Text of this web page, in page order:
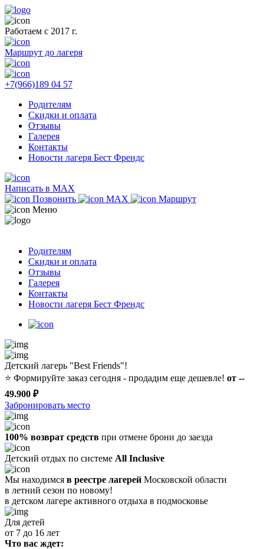
Работаем с 2017 г.
Маршрут до лагеря
+7(966)189 04 57
Родителям
Скидки и оплата
Отзывы
Галерея
Контакты
Новости лагеря Бест Френдс
Написать в MAX
Позвонить
MAX
Маршрут
Меню
Родителям
Скидки и оплата
Отзывы
Галерея
Контакты
Новости лагеря Бест Френдс
Детский лагерь "Best Friends"!
⭐️ Формируйте заказ сегодня - продадим еще дешевле! от --
49.900 ₽
Забронировать место
100% возврат средств при отмене брони до заезда
Детский отдых по системе All Inclusive
Мы находимся в реестре лагерей Московской области
в летний сезон по новому!
в детском лагере активного отдыха в подмосковье
Для детей
от 7 до 16 лет
Что вас ждет: